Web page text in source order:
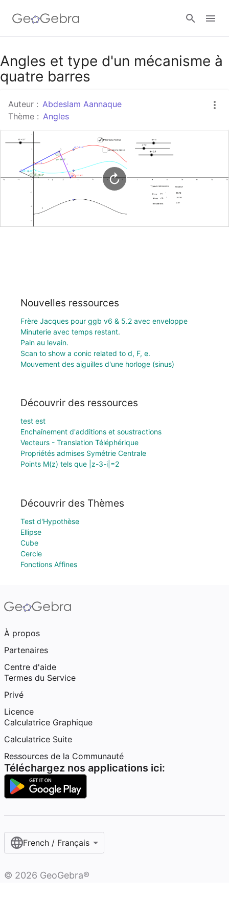
Google Classroom
Se connecter
Angles et type d'un mécanisme à
quatre barres
Auteur : Abdeslam Aannaque
Thème : Angles
Nouvelles ressources
Frère Jacques pour ggb v6 & 5.2 avec enveloppe
Minuterie avec temps restant.
Pain au levain.
Scan to show a conic related to d, F, e.
Mouvement des aiguilles d'une horloge (sinus)
Découvrir des ressources
test est
Enchaînement d'additions et soustractions
Vecteurs - Translation Téléphérique
Propriétés admises Symétrie Centrale
Points M(z) tels que |z-3-i|=2
Découvrir des Thèmes
Test d'Hypothèse
Ellipse
Cube
Cercle
Fonctions Affines
À propos
Partenaires
Centre d'aide
Termes du Service
Privé
Licence
Calculatrice Graphique
Calculatrice Suite
Ressources de la Communauté
Téléchargez nos applications ici:
French / Français‎
© 2026 GeoGebra®